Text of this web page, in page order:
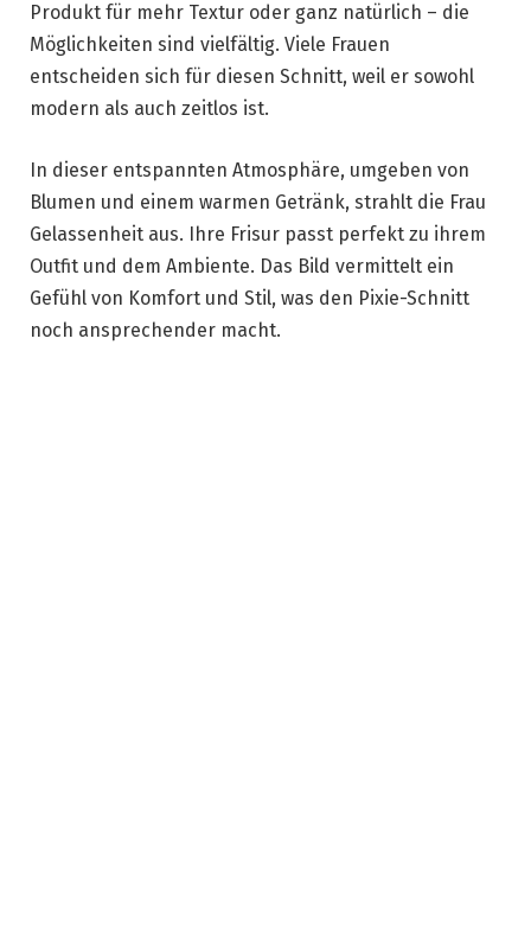
Produkt für mehr Textur oder ganz natürlich – die
Möglichkeiten sind vielfältig. Viele Frauen
entscheiden sich für diesen Schnitt, weil er sowohl
modern als auch zeitlos ist.
In dieser entspannten Atmosphäre, umgeben von
Blumen und einem warmen Getränk, strahlt die Frau
Gelassenheit aus. Ihre Frisur passt perfekt zu ihrem
Outfit und dem Ambiente. Das Bild vermittelt ein
Gefühl von Komfort und Stil, was den Pixie-Schnitt
noch ansprechender macht.